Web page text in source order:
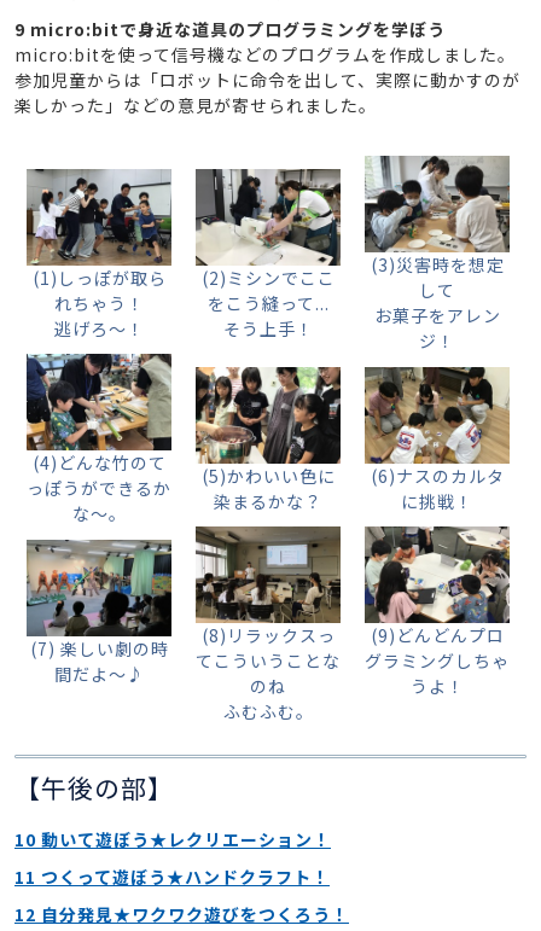
9 micro:bitで身近な道具のプログラミングを学ぼう
micro:bitを使って信号機などのプログラムを作成しました。
参加児童からは「ロボットに命令を出して、実際に動かすのが
楽しかった」などの意見が寄せられました。
(1)しっぽが取ら
れちゃう！
逃げろ～！
(2)ミシンでここ
をこう縫って...
そう上手！
(3)災害時を想定
して
お菓子をアレン
ジ！
(4)どんな竹のて
っぽうができるか
な～。
(5)かわいい色に
染まるかな？
(6)ナスのカルタ
に挑戦！
(7) 楽しい劇の時
間だよ～♪
(8)リラックスっ
てこういうことな
のね
ふむふむ。
(9)どんどんプロ
グラミングしちゃ
うよ！
【午後の部】
10 動いて遊ぼう★レクリエーション！
11 つくって遊ぼう★ハンドクラフト！
12 自分発見★ワクワク遊びをつくろう！